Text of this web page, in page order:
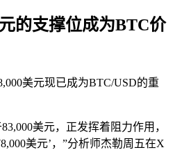
的支撑位成为BTC价
美元现已成为BTC/USD的重
美元，正发挥着阻力作用，
美元’，”分析师杰勒周五在X